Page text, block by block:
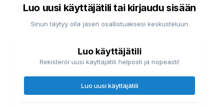
Luo uusi käyttäjätili tai kirjaudu sisään
Sinun täytyy olla jäsen osallistuaksesi keskusteluun
Luo käyttäjätili
Rekisteröi uusi käyttäjätili helposti ja nopeasti!
Luo uusi käyttäjätili